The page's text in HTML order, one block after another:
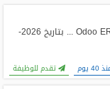
مطلوب محاسب مخزن لديه خبرة في برنامج Odoo ERP System ... بتاريخ 2026-
40 يوم تقدم للوظيفة